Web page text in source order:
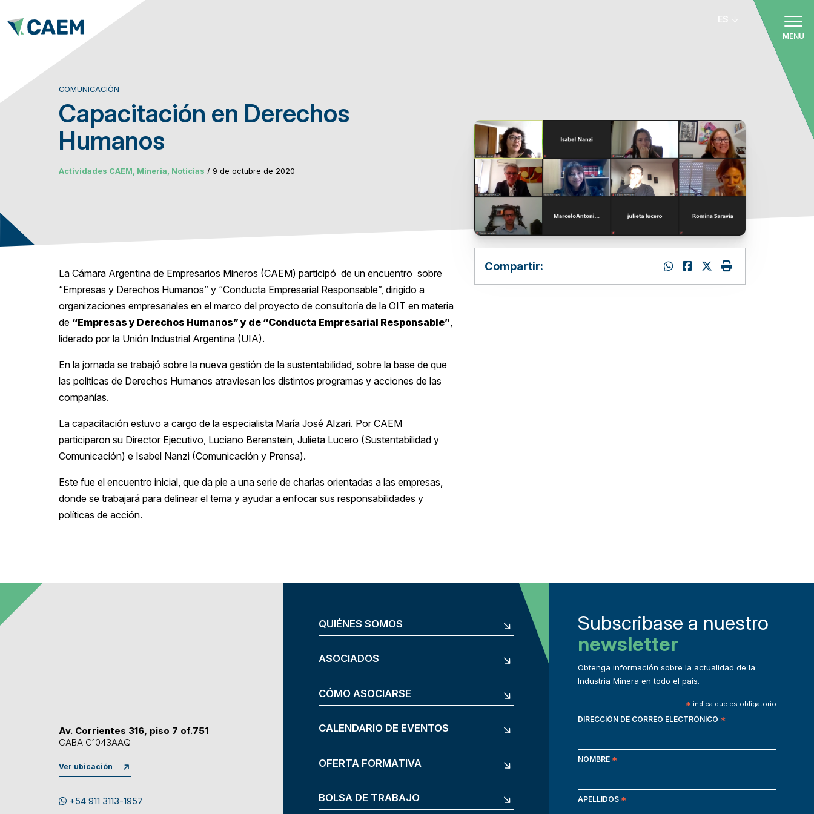
MENU
ES
COMUNICACIÓN
Capacitación en Derechos
Humanos
Actividades CAEM, Mineria, Noticias / 9 de octubre de 2020
La Cámara Argentina de Empresarios Mineros (CAEM) participó de un encuentro sobre
“Empresas y Derechos Humanos” y “Conducta Empresarial Responsable”, dirigido a
organizaciones empresariales en el marco del proyecto de consultoría de la OIT en materia
de “Empresas y Derechos Humanos” y de “Conducta Empresarial Responsable”,
liderado por la Unión Industrial Argentina (UIA).
En la jornada se trabajó sobre la nueva gestión de la sustentabilidad, sobre la base de que
las políticas de Derechos Humanos atraviesan los distintos programas y acciones de las
compañías.
La capacitación estuvo a cargo de la especialista María José Alzari. Por CAEM
participaron su Director Ejecutivo, Luciano Berenstein, Julieta Lucero (Sustentabilidad y
Comunicación) e Isabel Nanzi (Comunicación y Prensa).
Este fue el encuentro inicial, que da pie a una serie de charlas orientadas a las empresas,
donde se trabajará para delinear el tema y ayudar a enfocar sus responsabilidades y
políticas de acción.
Compartir:
Av. Corrientes 316, piso 7 of.751
CABA C1043AAQ
Ver ubicación
+54 911 3113-1957
QUIÉNES SOMOS
ASOCIADOS
CÓMO ASOCIARSE
CALENDARIO DE EVENTOS
OFERTA FORMATIVA
BOLSA DE TRABAJO
Subscribase a nuestro
newsletter
Obtenga información sobre la actualidad de la
Industria Minera en todo el país.
* indica que es obligatorio
DIRECCIÓN DE CORREO ELECTRÓNICO *
NOMBRE *
APELLIDOS *